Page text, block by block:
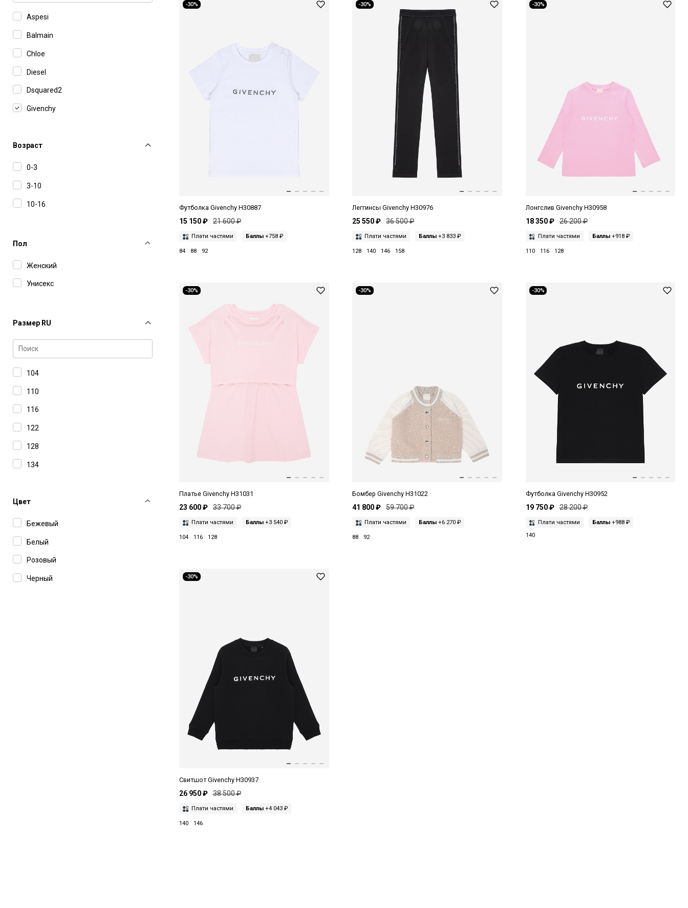
Aspesi
Balmain
Chloe
Diesel
Dsquared2
Givenchy
MM6 Maison Margiela
N°21
Paramidonna
Stella McCartney
Возраст
0-3
3-10
10-16
Пол
Женский
Унисекс
Размер RU
104
110
116
122
128
134
146
152
158
74
80
Цвет
Бежевый
Белый
Розовый
Черный
-30%
Футболка Givenchy H30887
15 150 ₽ 21 600 ₽
Плати частями Баллы +758 ₽
84 88 92
-30%
Леггинсы Givenchy H30976
25 550 ₽ 36 500 ₽
Плати частями Баллы +3 833 ₽
128 140 146 158
-30%
Лонгслив Givenchy H30958
18 350 ₽ 26 200 ₽
Плати частями Баллы+918 ₽
110 116 128
-30%
Платье Givenchy H31031
23 600 ₽ 33 700 ₽
Плати частями Баллы +3 540 ₽
104 116 128
-30%
Бомбер Givenchy H31022
41 800 ₽ 59 700 ₽
Плати частями Баллы +6 270 ₽
88 92
-30%
Футболка Givenchy H30952
19 750 ₽ 28 200 ₽
Плати частями Баллы+988 ₽
140
-30%
Свитшот Givenchy H30937
26 950 ₽ 38 500 ₽
Плати частями Баллы +4 043 ₽
140 146